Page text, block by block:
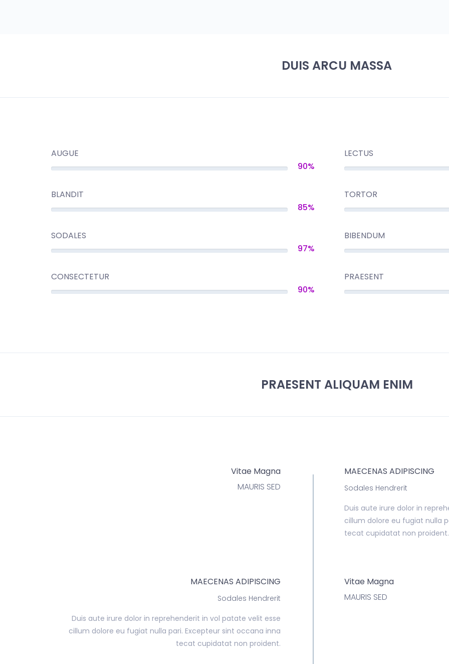
DUIS ARCU MASSA
AUGUE
90%
BLANDIT
85%
SODALES
97%
CONSECTETUR
90%
LECTUS
TORTOR
BIBENDUM
PRAESENT
PRAESENT ALIQUAM ENIM
Vitae Magna
MAURIS SED
MAECENAS ADIPISCING
Sodales Hendrerit
Duis aute irure dolor in
cillum dolore eu fugiat nulla
tecat cupidatat non proident.
MAECENAS ADIPISCING
Sodales Hendrerit
Duis aute irure dolor in reprehenderit in vol patate velit esse
cillum dolore eu fugiat nulla pari. Excepteur sint occana inna
tecat cupidatat non proident.
Vitae Magna
MAURIS SED